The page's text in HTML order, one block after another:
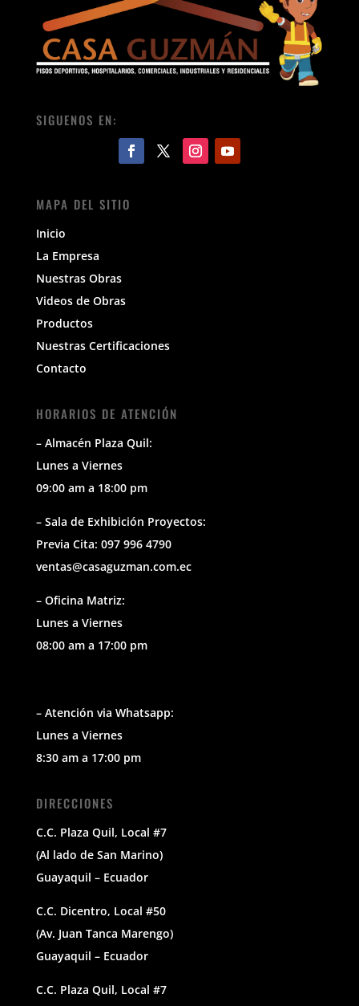
SIGUENOS EN:
MAPA DEL SITIO
Inicio
La Empresa
Nuestras Obras
Videos de Obras
Productos
Nuestras Certificaciones
Contacto
HORARIOS DE ATENCIÓN
– Almacén Plaza Quil:
Lunes a Viernes
09:00 am a 18:00 pm
– Sala de Exhibición Proyectos:
Previa Cita: 097 996 4790
ventas@casaguzman.com.ec
– Oficina Matriz:
Lunes a Viernes
08:00 am a 17:00 pm
– Atención via Whatsapp:
Lunes a Viernes
8:30 am a 17:00 pm
DIRECCIONES
C.C. Plaza Quil, Local #7
(Al lado de San Marino)
Guayaquil – Ecuador
C.C. Dicentro, Local #50
(Av. Juan Tanca Marengo)
Guayaquil – Ecuador
C.C. Plaza Quil, Local #7